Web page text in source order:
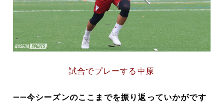
試合でプレーする中原
――今シーズンのここまでを振り返っていかがです